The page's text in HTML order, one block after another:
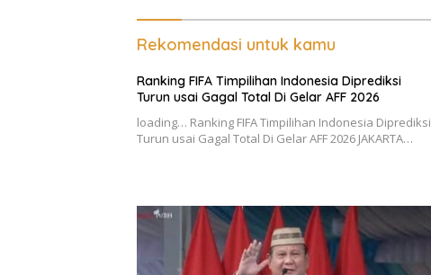
Rekomendasi untuk kamu
Ranking FIFA Timpilihan Indonesia Diprediksi
Turun usai Gagal Total Di Gelar AFF 2026
loading… Ranking FIFA Timpilihan Indonesia Diprediksi
Turun usai Gagal Total Di Gelar AFF 2026 JAKARTA…